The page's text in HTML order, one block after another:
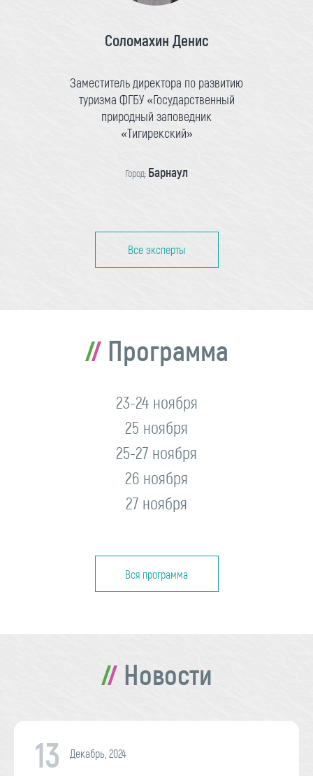
Соломахин Денис
Заместитель директора по развитию
туризма ФГБУ «Государственный
природный заповедник
«Тигирекский»
Город: Барнаул
Все эксперты
Программа
23-24 ноября
25 ноября
25-27 ноября
26 ноября
27 ноября
Вся программа
Новости
13 Декабрь, 2024